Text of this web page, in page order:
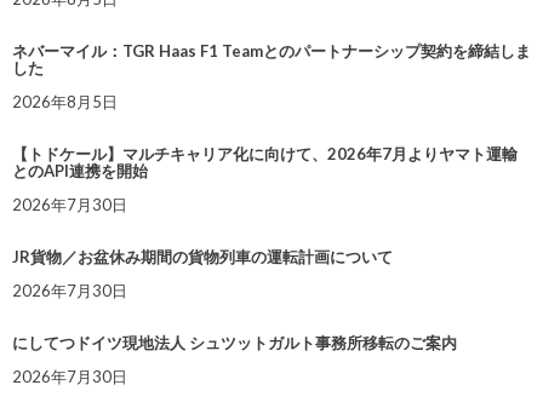
ネバーマイル：TGR Haas F1 Teamとのパートナーシップ契約を締結しま
した
2026年8月5日
【トドケール】マルチキャリア化に向けて、2026年7月よりヤマト運輸
とのAPI連携を開始
2026年7月30日
JR貨物／お盆休み期間の貨物列車の運転計画について
2026年7月30日
にしてつドイツ現地法人 シュツットガルト事務所移転のご案内
2026年7月30日